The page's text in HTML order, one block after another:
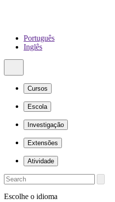
Português
Inglês
Cursos
Escola
Investigação
Extensões
Atividade
Escolhe o idioma